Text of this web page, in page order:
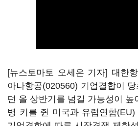
[뉴스토마토 오세은 기자] 대한
아나항공(020560) 기업결합이
던 올 상반기를 넘길 가능성이 높
병 키를 쥔 미국과 유럽연합(EU)